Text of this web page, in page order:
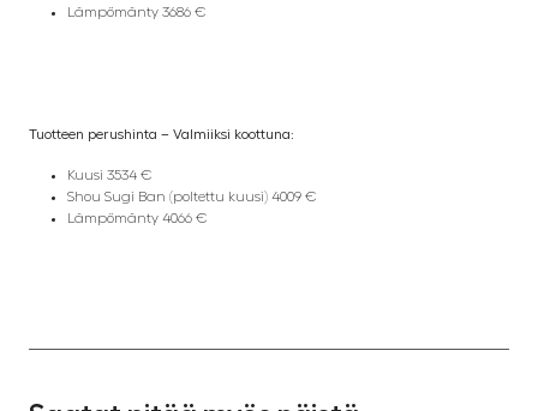
Lämpömänty 3686 €
Tuotteen perushinta – Valmiiksi koottuna:
Kuusi 3534 €
Shou Sugi Ban (poltettu kuusi) 4009 €
Lämpömänty 4066 €